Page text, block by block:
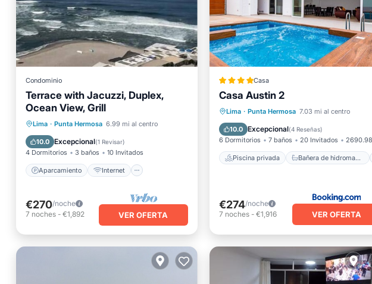
Condominio
Terrace with Jacuzzi, Duplex,
Ocean View, Grill
Lima · Punta Hermosa 6.99 mi al centro
10.0 Excepcional(1 Revisar)
4 Dormitorios 3 baños 10 Invitados
Aparcamiento Internet
Aparcamiento
Internet
Apto para niños
Lavandería
€270/noche
7 noches - €1,892 VER OFERTA
Casa
Casa Austin 2
Lima · Punta Hermosa 7.03 mi al centro
10.0 Excepcional(4 Reseñas)
6 Dormitorios 7 baños 20 Invitados 2690.98 pies²
Piscina privada Bañera de hidromasaje
Piscina privada
Bañera de hidromasaje
Desayuno
Aparcamiento
€274/noche
7 noches- €1,916 VER OFERTA